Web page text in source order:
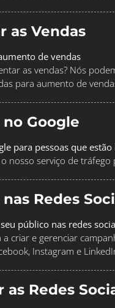
as Vendas
de vendas
as vendas? Nós
para aumento de
Google
para pessoas que
nosso serviço de tráfego
Redes
público nas redes
a criar e gerenciar
Instagram e
as Redes